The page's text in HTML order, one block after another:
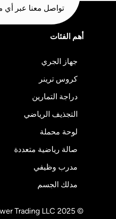
تواصل معنا عبر أي
أهم الفئات
جهاز الجري
كروس ترينر
دراجة التمارين
التجذيف الرياضي
لوحة محملة
صالة رياضية متعددة
مدرب وظيفي
مدلك الجسم
© 2025 Fitness Power Trading LLC